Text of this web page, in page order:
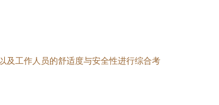
及工作人员的舒适度与安全性进行综合考